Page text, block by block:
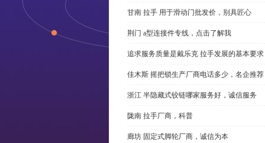
甘南 拉手 用于滑动门批发价，别具匠心
荆门 a型连接件专线，点击了解我
追求服务质量是戴乐克 拉手发展的基本要求
佳木斯 摇把锁生产厂商电话多少，名企推荐
浙江 半隐藏式铰链哪家服务好，诚信服务
陇南 拉手厂商，科普
廊坊 固定式脚轮厂商，诚信为本